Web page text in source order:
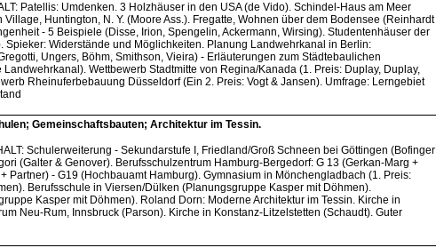
Patellis: Umdenken. 3 Holzhäuser in den USA (de Vido). Schindel-Haus am Meer
Village, Huntington, N. Y. (Moore Ass.). Fregatte, Wohnen über dem Bodensee (Reinhardt
- 5 Beispiele (Disse, Irion, Spengelin, Ackermann, Wirsing). Studentenhäuser der
Spieker: Widerstände und Möglichkeiten. Planung Landwehrkanal in Berlin:
Ungers, Böhm, Smithson, Vieira) - Erläuterungen zum Städtebaulichen
Wettbewerb Stadtmitte von Regina/Kanada (1. Preis: Duplay, Duplay,
Rheinuferbebauung Düsseldorf (Ein 2. Preis: Vogt & Jansen). Umfrage: Lerngebiet
Gemeinschaftsbauten; Architektur im Tessin.
Schulerweiterung - Sekundarstufe I, Friedland/Groß Schneen bei Göttingen (Bofinger
(Galter & Genover). Berufsschulzentrum Hamburg-Bergedorf: G 13 (Gerkan-Marg +
Partner) - G19 (Hochbauamt Hamburg). Gymnasium in Mönchengladbach (1. Preis:
Berufsschule in Viersen/Dülken (Planungsgruppe Kasper mit Döhmen).
Kasper mit Döhmen). Roland Dorn: Moderne Architektur im Tessin. Kirche in
Neu-Rum, Innsbruck (Parson). Kirche in Konstanz-Litzelstetten (Schaudt). Guter